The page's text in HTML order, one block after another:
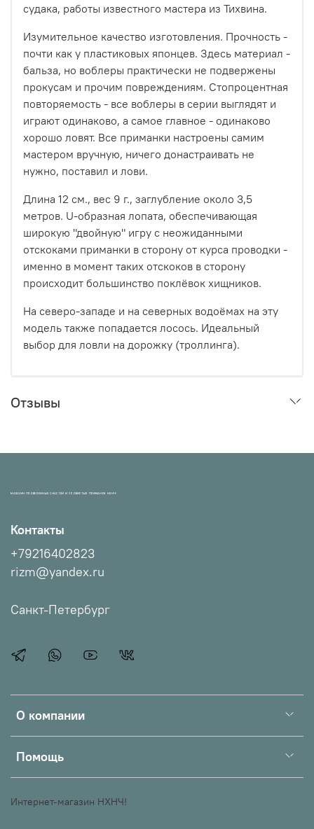
судака, работы известного мастера из Тихвина.
Изумительное качество изготовления. Прочность -
почти как у пластиковых японцев. Здесь материал -
бальза, но воблеры практически не подвержены
прокусам и прочим повреждениям. Стопроцентная
повторяемость - все воблеры в серии выглядят и
играют одинаково, а самое главное - одинаково
хорошо ловят. Все приманки настроены самим
мастером вручную, ничего донастраивать не
нужно, поставил и лови.
Длина 12 см., вес 9 г., заглубление около 3,5
метров. U-образная лопата, обеспечивающая
широкую "двойную" игру с неожиданными
отскоками приманки в сторону от курса проводки -
именно в момент таких отскоков в сторону
происходит большинство поклёвок хищников.
На северо-западе и на северных водоёмах на эту
модель также попадается лосось. Идеальный
выбор для ловли на дорожку (троллинга).
Отзывы
МАГАЗИН ПРОВЕРЕННЫХ СНАСТЕЙ И УЛОВИСТЫХ ПРИМАНОК НХНЧ!
О компании
Помощь
Контакты
+79216402823
rizm@yandex.ru
Санкт-Петербург
Интернет-магазин НХНЧ!